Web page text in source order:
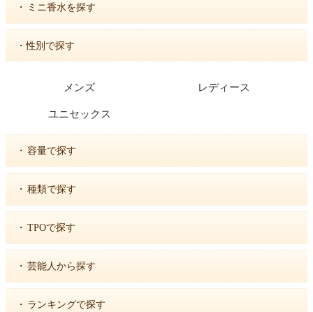
・ ミニ香水を探す
・性別で探す
メンズ レディース
ユニセックス
・ 容量で探す
・ 種類で探す
・ TPOで探す
・ 芸能人から探す
・ ランキングで探す